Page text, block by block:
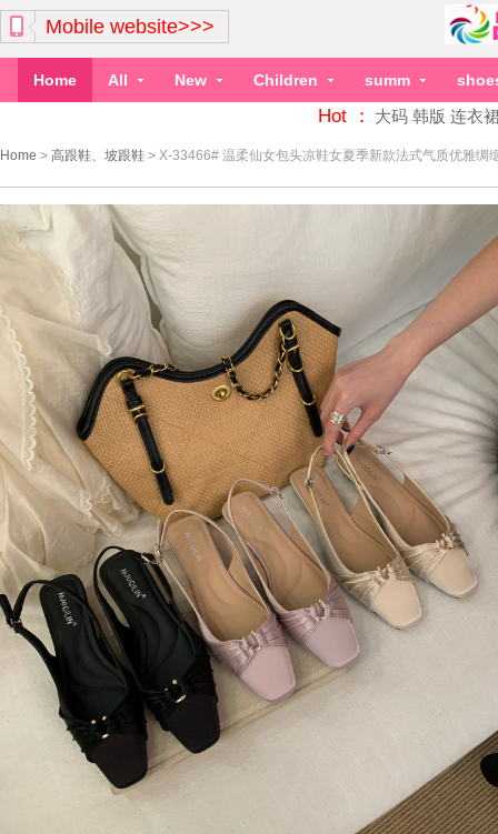
Mobile website>>>
Home All New Children summ
Hot ： 大码 韩版 连衣
Home > 高跟鞋、坡跟鞋 > X-33466# 温柔仙女包头凉鞋女夏季新款法式气质优雅绸